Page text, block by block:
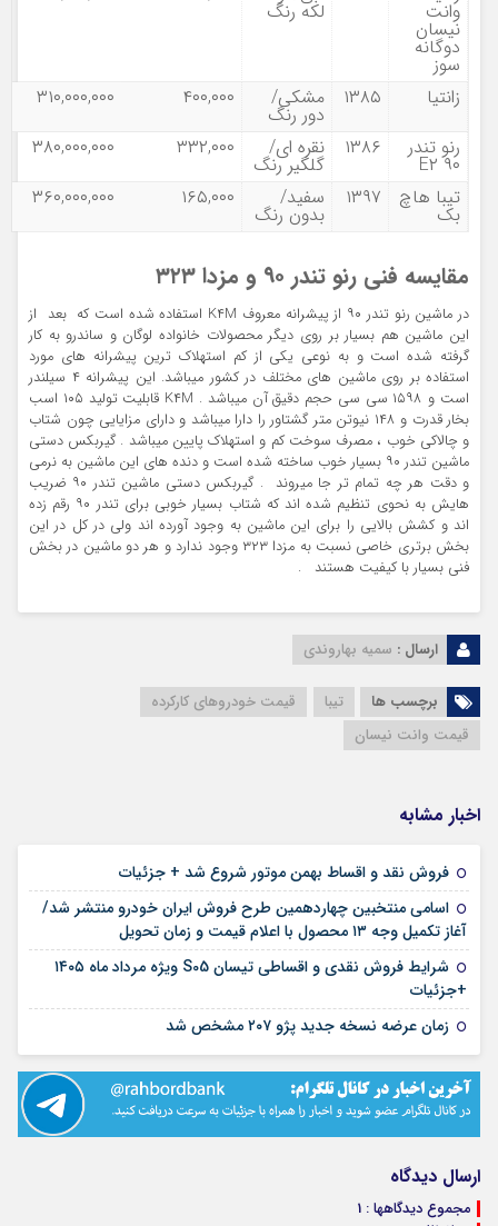
وانت
نیسان
دوگانه
سوز
لکه رنگ
زانتیا ۱۳۸۵ مشکی/
دور رنگ
۴۰۰,۰۰۰
۳۱۰,۰۰۰,۰۰۰
رنو تندر
۹۰ E۲
۱۳۸۶ نقره ای/
گلگیر رنگ
۳۳۲,۰۰۰
۳۸۰,۰۰۰,۰۰۰
تیبا هاچ
بک
۱۳۹۷ سفید/
بدون رنگ
۱۶۵,۰۰۰ ۳۶۰,۰۰۰,۰۰۰
مقایسه فنی رنو تندر ۹۰ و مزدا ۳۲۳
در ماشین رنو تندر ۹۰ از پیشرانه معروف K۴M استفاده شده است که بعد از
این ماشین هم بسیار بر روی دیگر محصولات خانواده لوگان و ساندرو به کار
گرفته شده است و به نوعی یکی از کم استهلاک ترین پیشرانه های مورد
استفاده بر روی ماشین های مختلف در کشور میباشد. این پیشرانه ۴ سیلندر
است و ۱۵۹۸ سی سی حجم دقیق آن میباشد . K۴M قابلیت تولید ۱۰۵ اسب
بخار قدرت و ۱۴۸ نیوتن متر گشتاور را دارا میباشد و دارای مزایایی چون شتاب
و چالاکی خوب ، مصرف سوخت کم و استهلاک پایین میباشد . گیربکس دستی
ماشین تندر ۹۰ بسیار خوب ساخته شده است و دنده های این ماشین به نرمی
و دقت هر چه تمام تر جا میروند . گیربکس دستی ماشین تندر ۹۰ ضریب
هایش به نحوی تنظیم شده اند که شتاب بسیار خوبی برای تندر ۹۰ رقم زده
اند و کشش بالایی را برای این ماشین به وجود آورده اند ولی در کل در این
بخش برتری خاصی نسبت به مزدا ۳۲۳ وجود ندارد و هر دو ماشین در بخش
فنی بسیار با کیفیت هستند .
ارسال : سمیه بهاروندی
برچسب ها تیبا
قیمت خودروهای کارکرده
قیمت وانت نیسان
اخبار مشابه
فروش نقد و اقساط بهمن موتور شروع شد + جزئیات
اسامی منتخبین چهاردهمین طرح فروش ایران خودرو منتشر شد/
آغاز تکمیل وجه ۱۳ محصول با اعلام قیمت و زمان تحویل
شرایط فروش نقدی و اقساطی تیسان S05 ویژه مرداد ماه ۱۴۰۵
+جزئیات
زمان عرضه نسخه جدید پژو ۲۰۷ مشخص شد
ارسال دیدگاه
مجموع دیدگاهها : 1